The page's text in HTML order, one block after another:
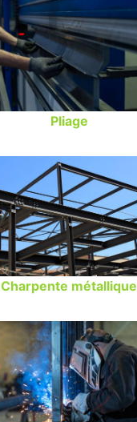
Pliage
Charpente métallique